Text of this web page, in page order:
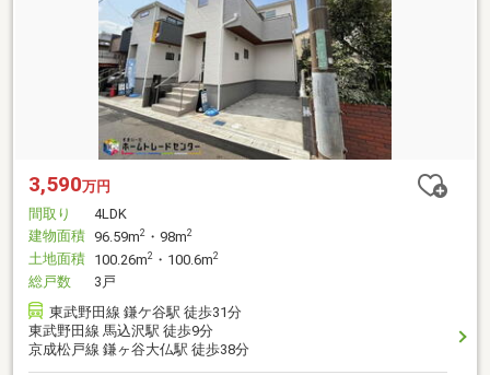
3,590万円
間取り
4LDK
建物面積 96.59m2 ・98m2
土地面積 100.26m2 ・100.6m2
総戸数
3戸
東武野田線 鎌ケ谷駅 徒歩31分
東武野田線 馬込沢駅 徒歩9分
京成松戸線 鎌ヶ谷大仏駅 徒歩38分